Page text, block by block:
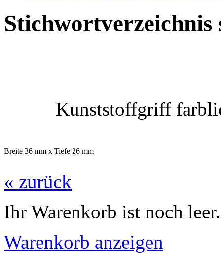
Stichwortverzeichnis
Kunststoffgriff
Breite 36 mm x Tiefe 26 mm
« zurück
Ihr Warenkorb ist noch leer.
Warenkorb anzeigen